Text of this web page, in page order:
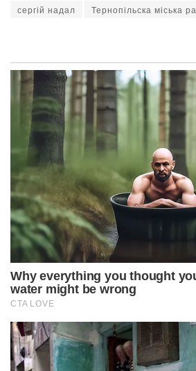
сергій надал
Тернопільска міська